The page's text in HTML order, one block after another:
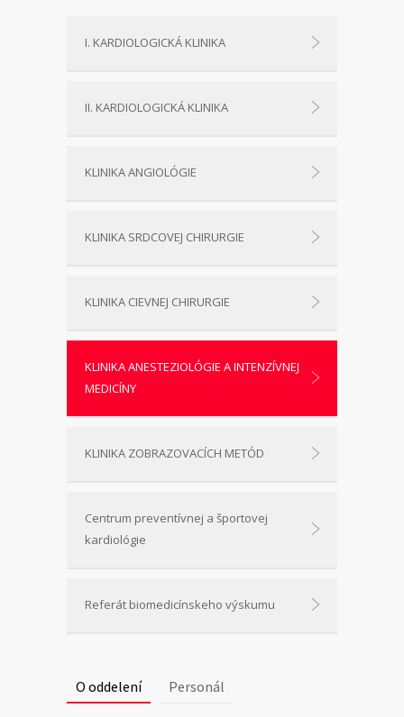
I. KARDIOLOGICKÁ KLINIKA
II. KARDIOLOGICKÁ KLINIKA
KLINIKA ANGIOLÓGIE
KLINIKA SRDCOVEJ CHIRURGIE
KLINIKA CIEVNEJ CHIRURGIE
KLINIKA ANESTEZIOLÓGIE A INTENZÍVNEJ
MEDICÍNY
KLINIKA ZOBRAZOVACÍCH METÓD
Centrum preventívnej a športovej
kardiológie
Referát biomedicínskeho výskumu
O oddelení Personál